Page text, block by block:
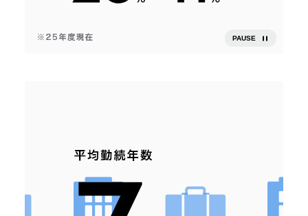
PAUSE